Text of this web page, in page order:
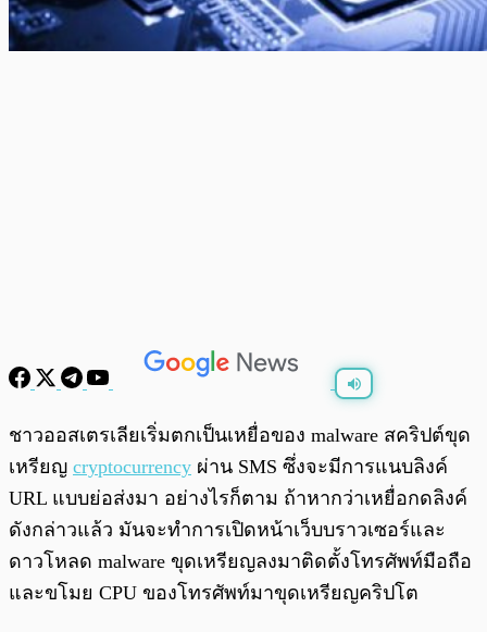
/0:00
ชาวออสเตรเลียเริ่มตกเป็นเหยื่อของ malware สคริปต์ขุด
เหรียญ cryptocurrency ผ่าน SMS ซึ่งจะมีการแนบลิงค์
URL แบบย่อส่งมา อย่างไรก็ตาม ถ้าหากว่าเหยื่อกดลิงค์
ดังกล่าวแล้ว มันจะทำการเปิดหน้าเว็บบราวเซอร์และ
ดาวโหลด malware ขุดเหรียญลงมาติดตั้งโทรศัพท์มือถือ
และขโมย CPU ของโทรศัพท์มาขุดเหรียญคริปโต